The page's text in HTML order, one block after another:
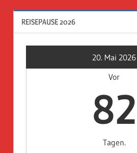
REISEPAUSE 2026
20. Mai 2026
Vor
82
Tagen.